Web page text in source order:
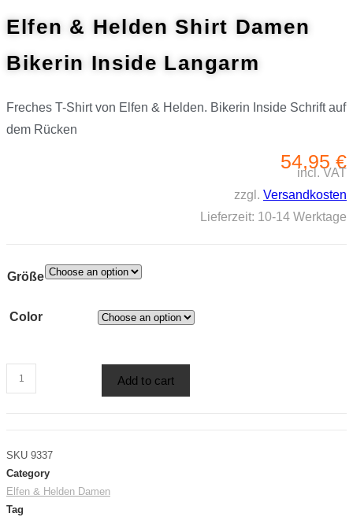
Elfen & Helden Shirt Damen
Bikerin Inside Langarm
Freches T-Shirt von Elfen & Helden. Bikerin Inside Schrift auf
dem Rücken
54,95 €
incl. VAT
zzgl. Versandkosten
Lieferzeit: 10-14 Werktage
Größe
Color
Elfen
&
Damen
Bikerin
Inside
Add to cart
SKU 9337
Category
Elfen & Helden Damen
Tag